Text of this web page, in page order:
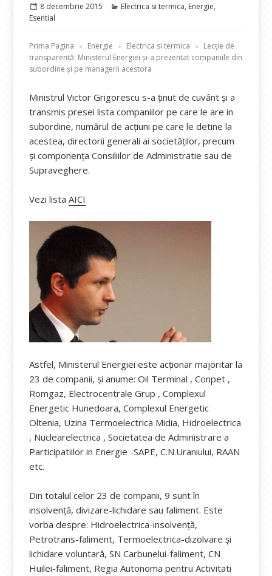
Publicat
pe
8 decembrie 2015 Categorii
Electrica si termica, Energie,
Esential
Prima Pagina Energie Electrica si termica
Lecție de
transparență: Ministerul Energiei și-a prezentat companiile din
subordine și pe managerii acestora
Ministrul Victor Grigorescu s-a ținut de cuvânt și a
transmis presei lista companiilor pe care le are in
subordine, numărul de acțiuni pe care le detine la
acestea, directorii generali ai societăților, precum
și componența Consiliilor de Administratie sau de
Supraveghere.
Vezi listaAICI
Astfel, Ministerul Energiei este acționar majoritar la
23 de companii, și anume: Oil Terminal , Conpet ,
Romgaz, Electrocentrale Grup , Complexul
Energetic Hunedoara, Complexul Energetic
Oltenia, Uzina Termoelectrica Midia, Hidroelectrica
, Nuclearelectrica , Societatea de Administrare a
Participatiilor in Energie -SAPE, C.N.Uraniului, RAAN
etc.
Din totalul celor 23 de companii, 9 sunt în
insolvență, divizare-lichidare sau faliment. Este
vorba despre: Hidroelectrica-insolvență,
Petrotrans-faliment, Termoelectrica-dizolvare și
lichidare voluntară, SN Carbunelui-faliment, CN
Huilei-faliment, Regia Autonoma pentru Activitati